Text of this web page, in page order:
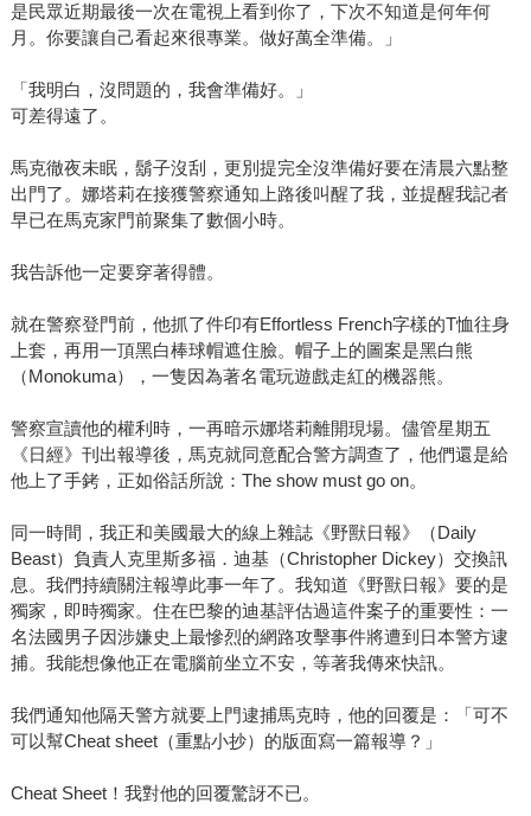
是民眾近期最後一次在電視上看到你了，下次不知道是何年何
月。你要讓自己看起來很專業。做好萬全準備。」
「我明白，沒問題的，我會準備好。」
可差得遠了。
馬克徹夜未眠，鬍子沒刮，更別提完全沒準備好要在清晨六點整
出門了。娜塔莉在接獲警察通知上路後叫醒了我，並提醒我記者
早已在馬克家門前聚集了數個小時。
我告訴他一定要穿著得體。
就在警察登門前，他抓了件印有Effortless French字樣的T恤往身
上套，再用一頂黑白棒球帽遮住臉。帽子上的圖案是黑白熊
（Monokuma），一隻因為著名電玩遊戲走紅的機器熊。
警察宣讀他的權利時，一再暗示娜塔莉離開現場。儘管星期五
《日經》刊出報導後，馬克就同意配合警方調查了，他們還是給
他上了手銬，正如俗話所說：The show must go on。
同一時間，我正和美國最大的線上雜誌《野獸日報》（Daily
Beast）負責人克里斯多福．迪基（Christopher Dickey）交換訊
息。我們持續關注報導此事一年了。我知道《野獸日報》要的是
獨家，即時獨家。住在巴黎的迪基評估過這件案子的重要性：一
名法國男子因涉嫌史上最慘烈的網路攻擊事件將遭到日本警方逮
捕。我能想像他正在電腦前坐立不安，等著我傳來快訊。
我們通知他隔天警方就要上門逮捕馬克時，他的回覆是：「可不
可以幫Cheat sheet（重點小抄）的版面寫一篇報導？」
Cheat Sheet！我對他的回覆驚訝不已。